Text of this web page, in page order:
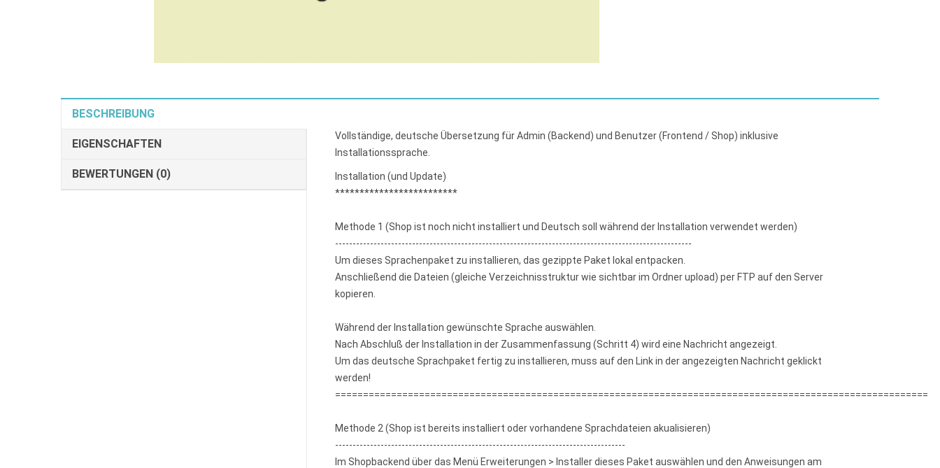
BESCHREIBUNG
EIGENSCHAFTEN
BEWERTUNGEN (0)
Vollständige, deutsche Übersetzung für Admin (Backend) und Benutzer (Frontend / Shop) inklusive
Installationssprache.
Installation (und Update)
*************************
Methode 1 (Shop ist noch nicht installiert und Deutsch soll während der Installation verwendet werden)
------------------------------------------------------------------------------------------------------
Um dieses Sprachenpaket zu installieren, das gezippte Paket lokal entpacken.
Anschließend die Dateien (gleiche Verzeichnisstruktur wie sichtbar im Ordner upload) per FTP auf den Server
kopieren.
Während der Installation gewünschte Sprache auswählen.
Nach Abschluß der Installation in der Zusammenfassung (Schritt 4) wird eine Nachricht angezeigt.
Um das deutsche Sprachpaket fertig zu installieren, muss auf den Link in der angezeigten Nachricht geklickt
werden!
==========================================================================================================
Methode 2 (Shop ist bereits installiert oder vorhandene Sprachdateien akualisieren)
-----------------------------------------------------------------------------------
Im Shopbackend über das Menü Erweiterungen > Installer dieses Paket auswählen und den Anweisungen am